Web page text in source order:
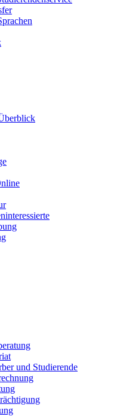
und Studierende